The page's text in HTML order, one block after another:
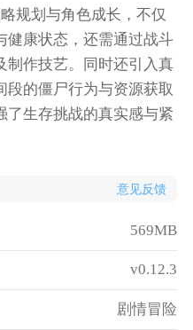
规划与角色成长，不仅
健康状态，还需通过战斗
制作技艺。同时还引入真
段的僵尸行为与资源获取
了生存挑战的真实感与紧
意见反馈
569MB
v0.12.3
剧情冒险